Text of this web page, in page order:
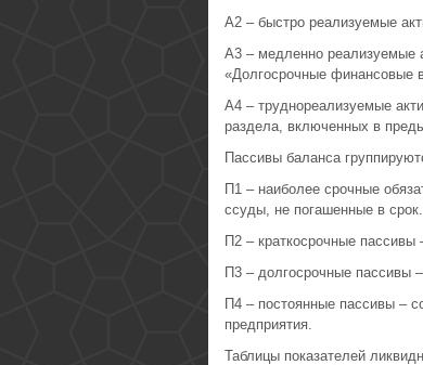
А2 – быстро реализуемые
А3 – медленно реализуемые
«Долгосрочные финансовые
А4 – труднореализуемые
раздела, включенных в
Пассивы баланса
П1 – наиболее срочные
ссуды, не погашенные в срок.
П2 – краткосрочные пассивы
П3 – долгосрочные пассивы
П4 – постоянные пассивы –
предприятия.
Таблицы показателей